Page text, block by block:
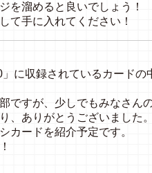
を溜めると良いでしょう！
て手に入れてください！
に収録されているカード
ですが、少しでもみなさん
、ありがとうございました
カードを紹介予定です。